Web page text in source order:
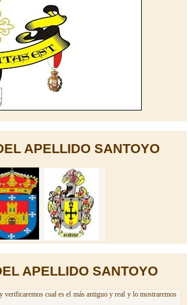
APELLIDO SANTOYO
APELLIDO SANTOYO
verificaremos cual es el más antiguo y real y lo mostraremos